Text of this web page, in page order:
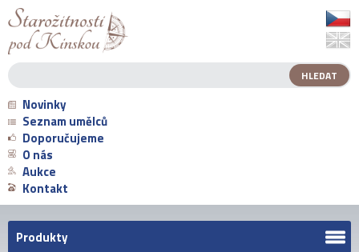
Novinky
Seznam umělců
Doporučujeme
O nás
Aukce
Kontakt
Produkty